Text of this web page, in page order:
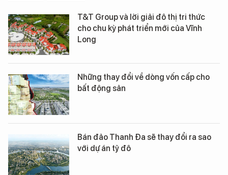
T&T Group và lời giải đô thị tri thức
cho chu kỳ phát triển mới của Vĩnh
Long
Những thay đổi về dòng vốn cấp cho
bất động sản
Bán đảo Thanh Đa sẽ thay đổi ra sao
với dự án tỷ đô